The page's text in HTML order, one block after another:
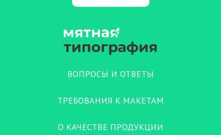
ВОПРОСЫ И ОТВЕТЫ
ТРЕБОВАНИЯ К МАКЕТАМ
О КАЧЕСТВЕ ПРОДУКЦИИ